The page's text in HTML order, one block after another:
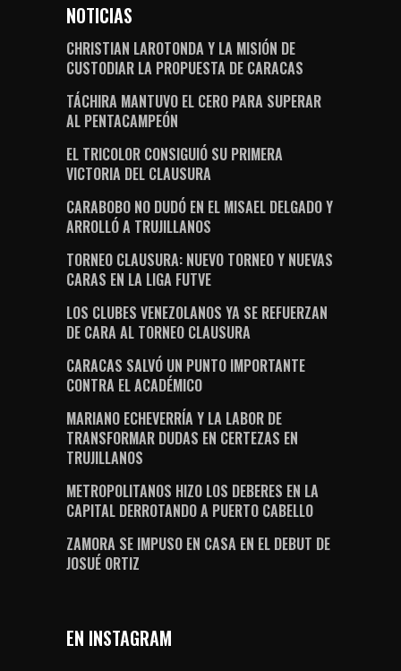
NOTICIAS
CHRISTIAN LAROTONDA Y LA MISIÓN DE
CUSTODIAR LA PROPUESTA DE CARACAS
TÁCHIRA MANTUVO EL CERO PARA SUPERAR
AL PENTACAMPEÓN
EL TRICOLOR CONSIGUIÓ SU PRIMERA
VICTORIA DEL CLAUSURA
CARABOBO NO DUDÓ EN EL MISAEL DELGADO Y
ARROLLÓ A TRUJILLANOS
TORNEO CLAUSURA: NUEVO TORNEO Y NUEVAS
CARAS EN LA LIGA FUTVE
LOS CLUBES VENEZOLANOS YA SE REFUERZAN
DE CARA AL TORNEO CLAUSURA
CARACAS SALVÓ UN PUNTO IMPORTANTE
CONTRA EL ACADÉMICO
MARIANO ECHEVERRÍA Y LA LABOR DE
TRANSFORMAR DUDAS EN CERTEZAS EN
TRUJILLANOS
METROPOLITANOS HIZO LOS DEBERES EN LA
CAPITAL DERROTANDO A PUERTO CABELLO
ZAMORA SE IMPUSO EN CASA EN EL DEBUT DE
JOSUÉ ORTIZ
EN INSTAGRAM